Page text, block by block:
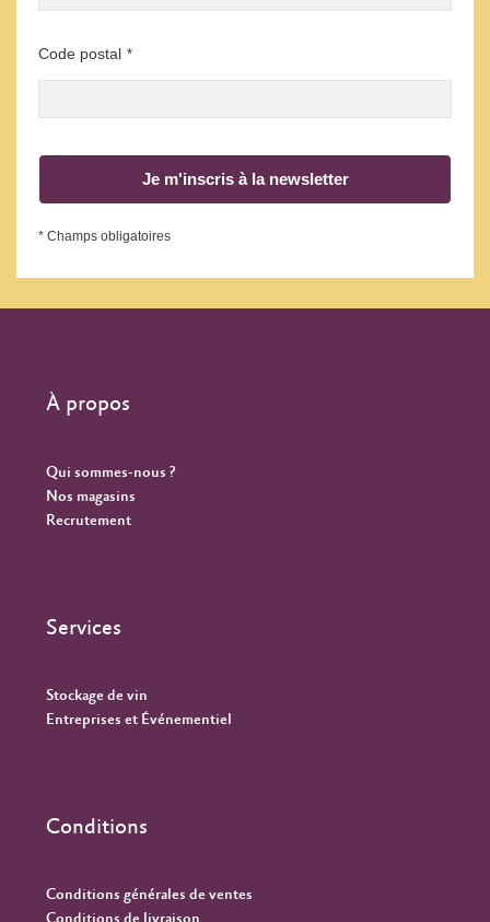
Code postal *
Je m'inscris à la newsletter
* Champs obligatoires
À propos
Qui sommes-nous ?
Nos magasins
Recrutement
Services
Stockage de vin
Entreprises et Événementiel
Conditions
Conditions générales de ventes